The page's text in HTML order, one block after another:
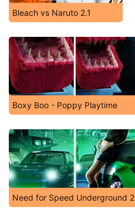
Bleach vs Naruto 2.1
Boxy Boo - Poppy Playtime
Need for Speed Underground 2